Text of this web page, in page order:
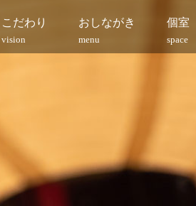
こだわり
vision
おしながき
menu
個室
space